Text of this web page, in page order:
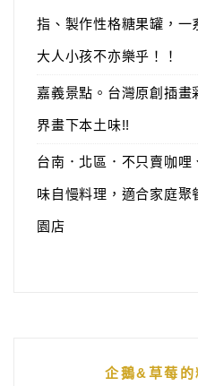
指、製作性格糖果罐，一
大人小孩不亦樂乎！！
嘉義景點。台灣原創插
界畫下本土味!!
台南．北區．不只賣咖
味自慢料理，適合家庭
園店
企鵝&草莓